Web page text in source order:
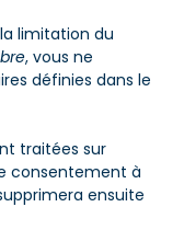
limitation du
, vous ne
définies dans le
traitées sur
consentement à
ensuite